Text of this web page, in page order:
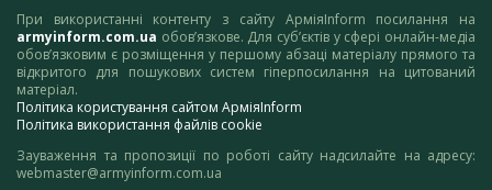
При використанні контенту з сайту АрміяInform посилання на
armyinform.com.ua обов’язкове. Для суб’єктів у сфері онлайн-медіа
обов’язковим є розміщення у першому абзаці матеріалу прямого та
відкритого для пошукових систем гіперпосилання на цитований
матеріал.
Політика користування сайтом АрміяInform
Політика використання файлів cookie
Зауваження та пропозиції по роботі сайту надсилайте на адресу:
webmaster@armyinform.com.ua